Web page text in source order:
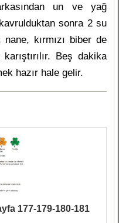
un ve yağ
sonra 2 su
kırmızı biber de
Beş dakika
hazır hale gelir.
177-179-180-181